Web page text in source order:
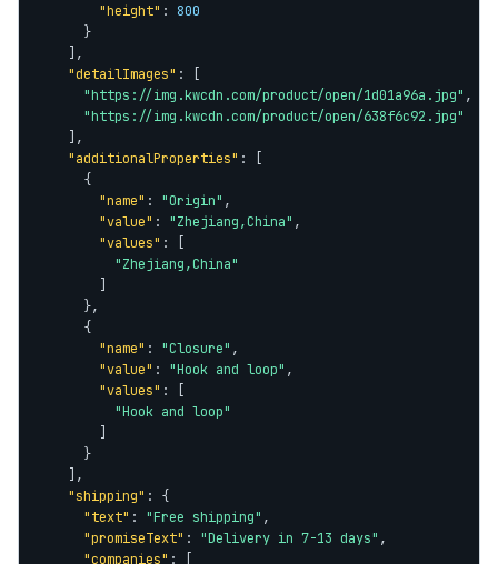
"height" : 800
      }
    ],
"detailImages" : [
"https://img.kwcdn.com/product/open/1d01a96a.jpg" ,
"https://img.kwcdn.com/product/open/638f6c92.jpg"
    ],
"additionalProperties" : [
      {
"name" : "Origin" ,
"value" : "Zhejiang,China" ,
"values" : [
"Zhejiang,China"
      },
      {
"name" : "Closure" ,
"value" : "Hook and loop" ,
"values" : [
"Hook and loop"
      }
    ],
"shipping" : {
"text" : "Free shipping" ,
"promiseText" : "Delivery in 7-13 days" ,
"companies" : [